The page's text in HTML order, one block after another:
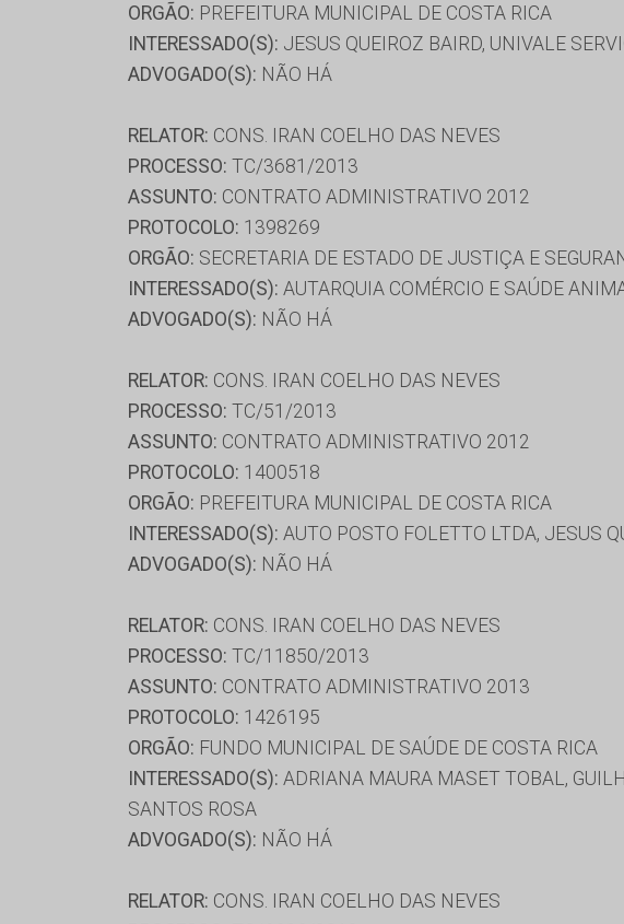
ORGÃO: PREFEITURA MUNICIPAL DE COSTA RICA
INTERESSADO(S): JESUS QUEIROZ BAIRD, UNIVALE
ADVOGADO(S): NÃO HÁ
RELATOR: CONS. IRAN COELHO DAS NEVES
PROCESSO: TC/3681/2013
ASSUNTO: CONTRATO ADMINISTRATIVO 2012
PROTOCOLO: 1398269
ORGÃO: SECRETARIA DE ESTADO DE JUSTIÇA E
INTERESSADO(S): AUTARQUIA COMÉRCIO E SAÚDE
ADVOGADO(S): NÃO HÁ
RELATOR: CONS. IRAN COELHO DAS NEVES
PROCESSO: TC/51/2013
ASSUNTO: CONTRATO ADMINISTRATIVO 2012
PROTOCOLO: 1400518
ORGÃO: PREFEITURA MUNICIPAL DE COSTA RICA
INTERESSADO(S): AUTO POSTO FOLETTO LTDA, JESUS
ADVOGADO(S): NÃO HÁ
RELATOR: CONS. IRAN COELHO DAS NEVES
PROCESSO: TC/11850/2013
ASSUNTO: CONTRATO ADMINISTRATIVO 2013
PROTOCOLO: 1426195
ORGÃO: FUNDO MUNICIPAL DE SAÚDE DE COSTA RICA
INTERESSADO(S): ADRIANA MAURA MASET TOBAL,
SANTOS ROSA
ADVOGADO(S): NÃO HÁ
RELATOR: CONS. IRAN COELHO DAS NEVES